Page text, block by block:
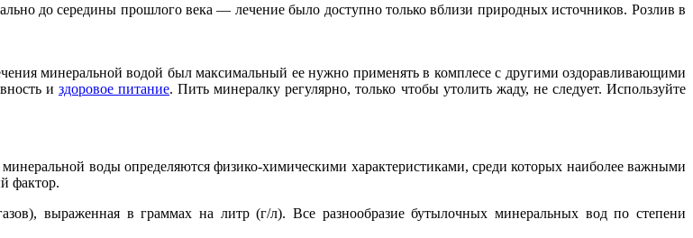
до середины прошлого века — лечение было доступно только вблизи природных источников. Розлив в
минеральной водой был максимальный ее нужно применять в комплесе с другими оздоравливающими
и здоровое питание. Пить минералку регулярно, только чтобы утолить жаду, не следует. Используйте
воды определяются физико-химическими характеристиками, среди которых наиболее важными
фактор.
выраженная в граммах на литр (г/л). Все разнообразие бутылочных минеральных вод по степени